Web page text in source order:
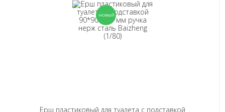
Ерш пластиковый для туалета с подставкой